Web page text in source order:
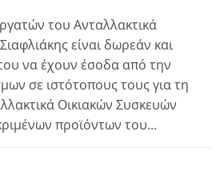
του Ανταλλακτικά
είναι δωρεάν και
να έχουν έσοδα από την
σε ιστότοπους τους για τη
Οικιακών Συσκευών
προϊόντων του...